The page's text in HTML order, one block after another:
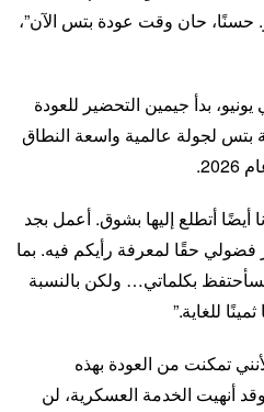
حسنًا، حان وقت عودة بتس الآن”،
بدأ جيمين التحضير للعودة
لجولة عالمية واسعة النطاق
أيضًا أتطلع إليها بشوق. أعمل بجد
فضولي حقًا لمعرفة رأيكم فيه. بما
بكلماتي… ولكن بالنسبة
للغاية.”
تمكنت من العودة بهذه
أنهيت الخدمة العسكرية، لن